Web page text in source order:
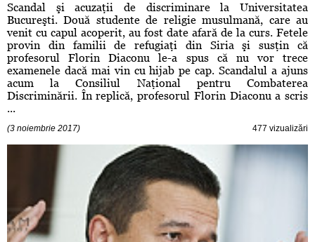
Scandal şi acuzaţii de discriminare la Universitatea
Bucureşti. Două studente de religie musulmană, care au
venit cu capul acoperit, au fost date afară de la curs. Fetele
provin din familii de refugiaţi din Siria şi susţin că
profesorul Florin Diaconu le-a spus că nu vor trece
examenele dacă mai vin cu hijab pe cap. Scandalul a ajuns
acum la Consiliul Naţional pentru Combaterea
Discriminării. În replică, profesorul Florin Diaconu a scris
...
(3 noiembrie 2017) 477 vizualizări